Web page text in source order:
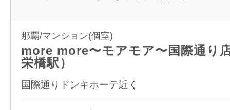
那覇/マンション(個室)
more more〜モアモア〜国際通り
栄橋駅）
国際通りドンキホーテ近く